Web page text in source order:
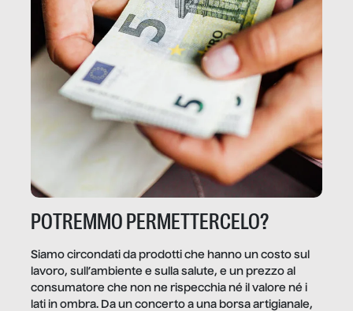
POTREMMO PERMETTERCELO?
Siamo circondati da prodotti che hanno un costo sul
lavoro, sull’ambiente e sulla salute, e un prezzo al
consumatore che non ne rispecchia né il valore né i
lati in ombra. Da un concerto a una borsa artigianale,